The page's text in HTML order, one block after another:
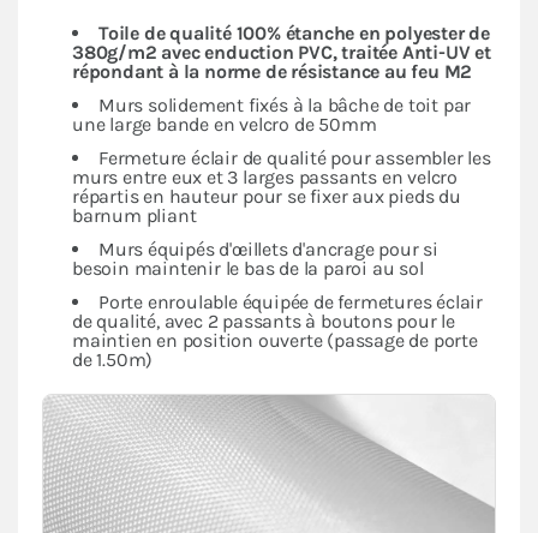
Toile de qualité 100% étanche en polyester de
380g/m2 avec enduction PVC, traitée Anti-UV et
répondant à la norme de résistance au feu M2
Murs solidement fixés à la bâche de toit par
une large bande en velcro de 50mm
Fermeture éclair de qualité pour assembler les
murs entre eux et 3 larges passants en velcro
répartis en hauteur pour se fixer aux pieds du
barnum pliant
Murs équipés d'œillets d'ancrage pour si
besoin maintenir le bas de la paroi au sol
Porte enroulable équipée de fermetures éclair
de qualité, avec 2 passants à boutons pour le
maintien en position ouverte (passage de porte
de 1.50m)